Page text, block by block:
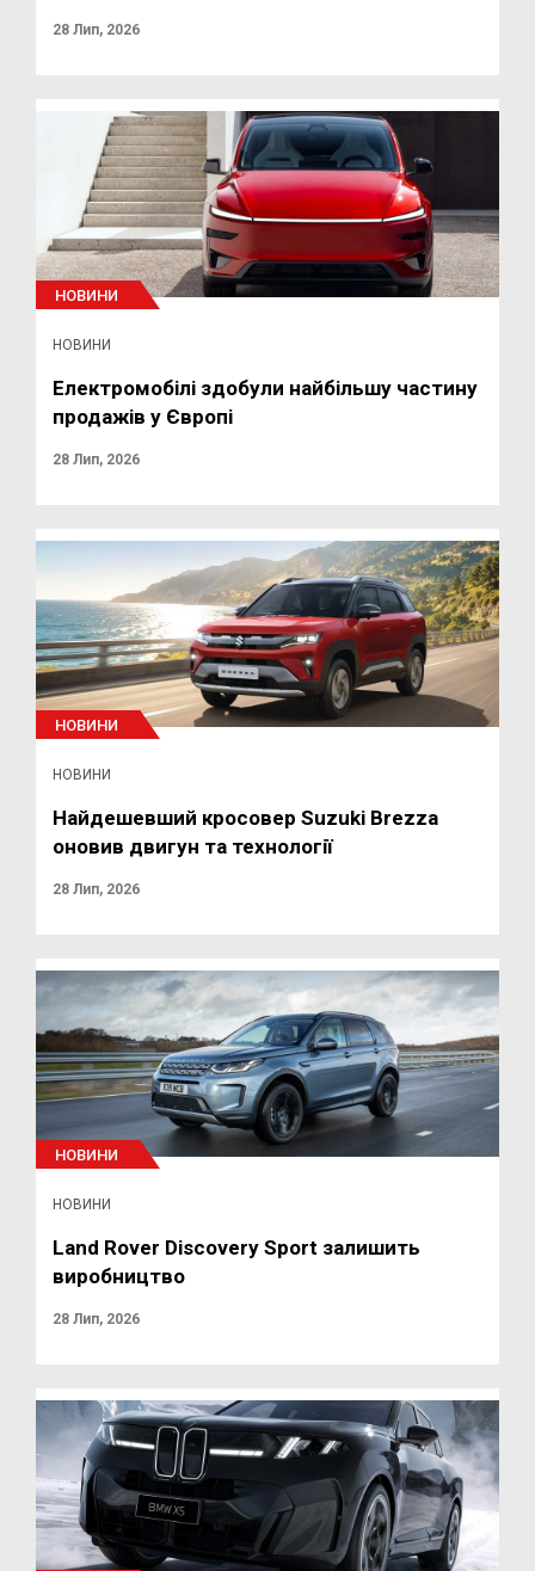
28 Лип, 2026
НОВИНИ
НОВИНИ
Електромобілі здобули найбільшу частину
продажів у Європі
28 Лип, 2026
НОВИНИ
НОВИНИ
Найдешевший кросовер Suzuki Brezza
оновив двигун та технології
28 Лип, 2026
НОВИНИ
НОВИНИ
Land Rover Discovery Sport залишить
виробництво
28 Лип, 2026